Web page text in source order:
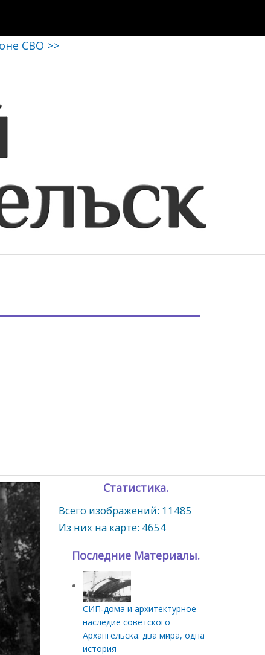
СВО >>
Статистика.
Всего изображений: 11485
Из них на карте: 4654
Последние Материалы.
СИП‑дома и архитектурное
наследие советского
Архангельска: два мира, одна
история